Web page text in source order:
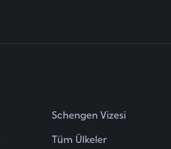
Schengen Vizesi
Tüm Ülkeler